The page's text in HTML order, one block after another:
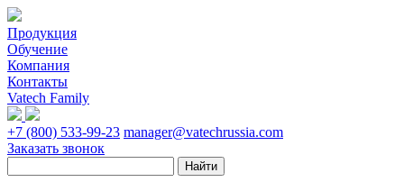
Продукция
Обучение
Компания
Контакты
Vatech Family
+7 (800) 533-99-23 manager@vatechrussia.com
Заказать звонок